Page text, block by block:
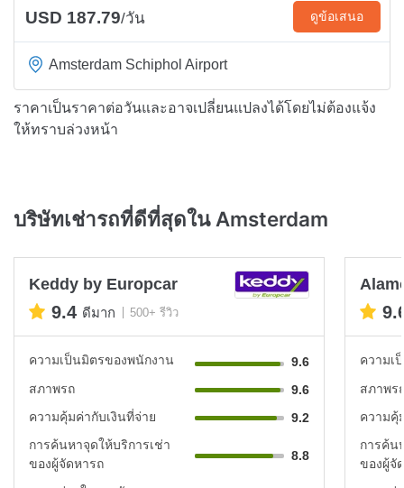
USD 187.79/วัน ดูข้อเสนอ
Amsterdam Schiphol Airport
ราคาเป็นราคาต่อวันและอาจเปลี่ยนแปลงได้โดยไม่ต้องแจ้ง
ให้ทราบล่วงหน้า
บริษัทเช่ารถที่ดีที่สุดใน Amsterdam
Keddy by Europcar
9.4 ดีมาก 500+ รีวิว
ความเป็นมิตรของพนักงาน
9.6
สภาพรถ
9.6
ความคุ้มค่ากับเงินที่จ่าย
9.2
การค้นหาจุดให้บริการเช่า
ของผู้จัดหารถ
8.8
ความเ
สภาพร
ความคุ้
การค้น
ของผู้จั